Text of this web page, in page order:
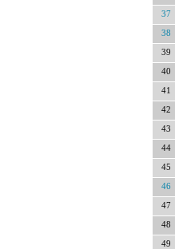
37
38
39
40
41
42
43
44
45
46
47
48
49